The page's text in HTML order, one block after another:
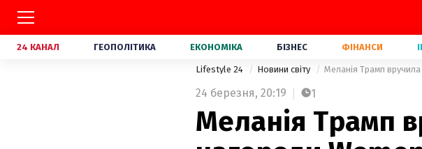
24 КАНАЛ ГЕОПОЛІТИКА ЕКОНОМІКА БІЗНЕС ФІНАНСИ
Lifestyle 24 Новини світу Меланія Трамп
24 березня, 20:19 1
Меланія Трамп